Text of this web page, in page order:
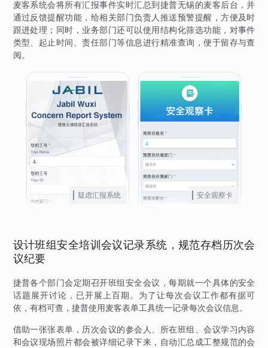
麦客系统会将所有汇报事件实时汇总到捷普无锡的麦客后台，并
通过反馈提醒功能，给相关部门负责人推送预警提醒，方便及时
跟进处理；同时，业务部门还可以使用结构化筛选功能，对事件
类型、起止时间、责任部门等信息进行精准查询，便于留存与查
阅。
疑虑汇报系统 安全观察卡
设计班组安全培训会议记录系统，规范存档历次会
议纪要
捷普各个部门会定期召开班组安全会议，每期就一个具体的安全
话题展开讨论，已开展上百期。为了让每次会议工作都有据可
依，有档可查，捷普使用麦客表单工具统一记录每次会议信息。
借助一张张表单，历次会议的参会人、所在班组、会议学习内容
和会议现场照片都会被详细记录下来，自动汇总成工整规范的会